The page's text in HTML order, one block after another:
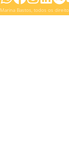
Marina Bastos, todos os